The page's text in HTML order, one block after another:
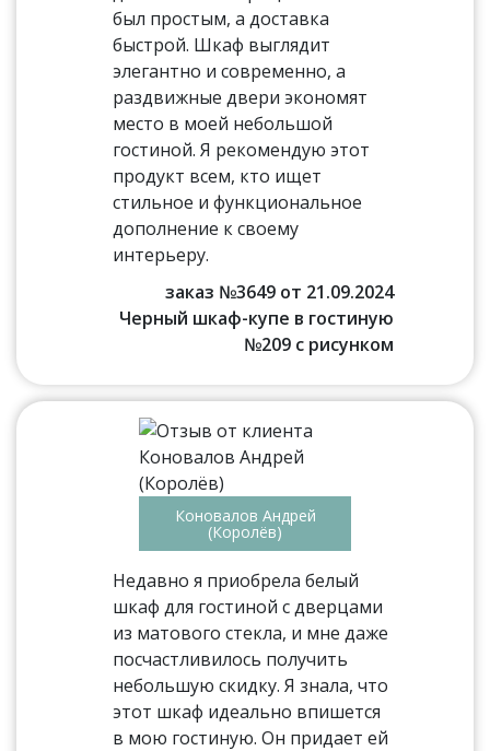
был простым, а доставка
быстрой. Шкаф выглядит
элегантно и современно, а
раздвижные двери экономят
место в моей небольшой
гостиной. Я рекомендую этот
продукт всем, кто ищет
стильное и функциональное
дополнение к своему
интерьеру.
заказ №3649 от 21.09.2024
Черный шкаф-купе в гостиную
№209 с рисунком
Коновалов Андрей
(Королёв)
Недавно я приобрела белый
шкаф для гостиной с дверцами
из матового стекла, и мне даже
посчастливилось получить
небольшую скидку. Я знала, что
этот шкаф идеально впишется
в мою гостиную. Он придает ей